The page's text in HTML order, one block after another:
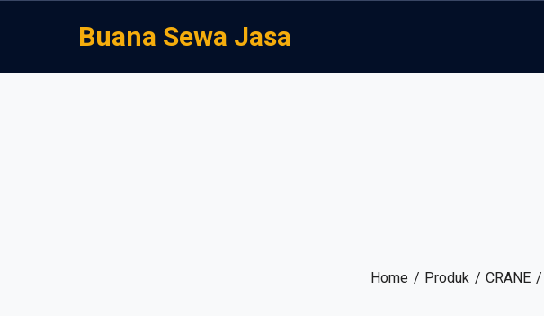
Buana Sewa Jasa
Home Produk CRANE